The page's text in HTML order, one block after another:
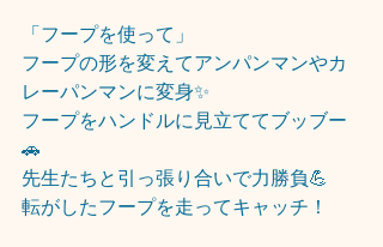
「フープを使って」
フープの形を変えてアンパンマンやカ
レーパンマンに変身✨
フープをハンドルに見立ててブッブー
🚗
先生たちと引っ張り合いで力勝負💪
転がしたフープを走ってキャッチ！